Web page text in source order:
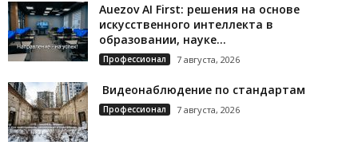
Auezov AI First: решения на основе
искусственного интеллекта в
образовании, науке...
Профессионал 7 августа, 2026
Видеонаблюдение по стандартам
Профессионал 7 августа, 2026